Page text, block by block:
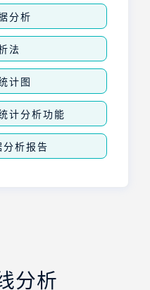
分析
法
计图
计分析功能
分析报告
分析